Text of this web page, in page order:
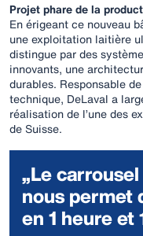
Projet phare de la
En érigeant ce nouveau
une exploitation laitière
distingue par des
innovants, une
durables. Responsable
technique, DeLaval a
réalisation de l’une des
de Suisse.
„Le
nous permet
en 1 heure et